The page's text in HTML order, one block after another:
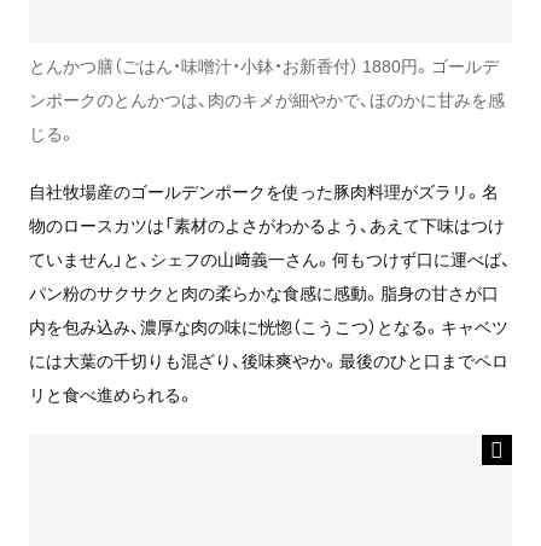
とんかつ膳（ごはん・味噌汁・小鉢・お新香付） 1880円。ゴールデ
ンポークのとんかつは、肉のキメが細やかで、ほのかに甘みを感
じる。
自社牧場産のゴールデンポークを使った豚肉料理がズラリ。名
物のロースカツは「素材のよさがわかるよう、あえて下味はつけ
ていません」と、シェフの山﨑義一さん。何もつけず口に運べば、
パン粉のサクサクと肉の柔らかな食感に感動。脂身の甘さが口
内を包み込み、濃厚な肉の味に恍惚（こうこつ）となる。キャベツ
には大葉の千切りも混ざり、後味爽やか。最後のひと口までペロ
リと食べ進められる。